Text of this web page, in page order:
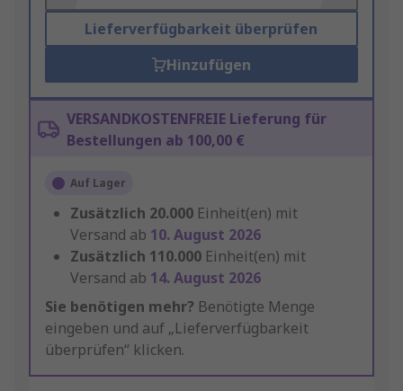
Lieferverfügbarkeit überprüfen
Hinzufügen
VERSANDKOSTENFREIE Lieferung für
Bestellungen ab 100,00 €
Auf Lager
Zusätzlich 20.000 Einheit(en) mit
Versand ab 10. August 2026
Zusätzlich 110.000 Einheit(en) mit
Versand ab 14. August 2026
Sie benötigen mehr? Benötigte Menge
eingeben und auf „Lieferverfügbarkeit
überprüfen“ klicken.